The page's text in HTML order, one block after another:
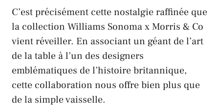
C’est précisément cette nostalgie raffinée que
la collection Williams SonomaxMorris & Co
vient réveiller. En associant un géant de l’art
de la table à l’un des designers
emblématiques de l’histoire britannique,
cette collaboration nous offre bien plus que
de la simple vaisselle.